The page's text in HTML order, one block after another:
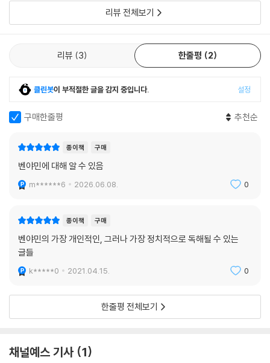
리뷰 전체보기
리뷰 3 한줄평 2
클린봇이 부적절한 글을 감지 중입니다. 설정
구매한줄평 추천순
종이책 구매
벤야민에 대해 알 수 있음
m******6 2026.06.08. 0
종이책 구매
벤야민의 가장 개인적인, 그러나 가장 정치적으로 독해될 수 있는
글들
k*****0 2021.04.15. 0
한줄평 전체보기
채널예스 기사 1